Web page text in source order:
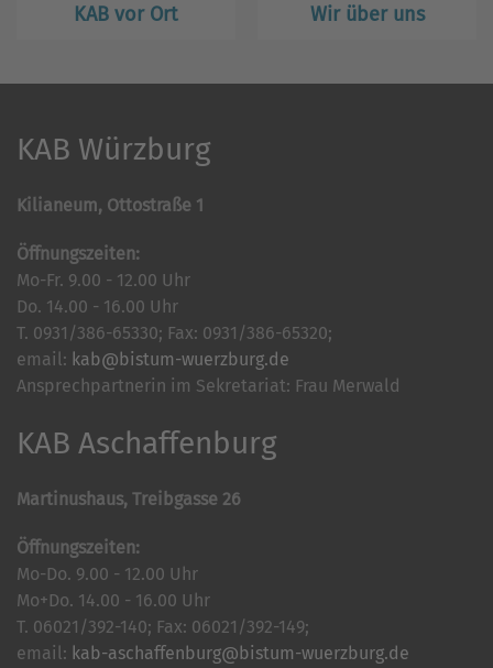
KAB vor Ort Wir über uns
KAB Würzburg
Kilianeum, Ottostraße 1
Öffnungszeiten:
Mo-Fr. 9.00 - 12.00 Uhr
Do. 14.00 - 16.00 Uhr
T. 0931/386-65330; Fax: 0931/386-65320;
email: kab@bistum-wuerzburg.de
Ansprechpartnerin im Sekretariat: Frau Merwald
KAB Aschaffenburg
Martinushaus, Treibgasse 26
Öffnungszeiten:
Mo-Do. 9.00 - 12.00 Uhr
Mo+Do. 14.00 - 16.00 Uhr
T. 06021/392-140; Fax: 06021/392-149;
email: kab-aschaffenburg@bistum-wuerzburg.de